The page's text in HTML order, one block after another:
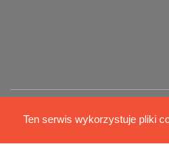
© 2026 Interviol
Ten serwis wykorzystuje pliki